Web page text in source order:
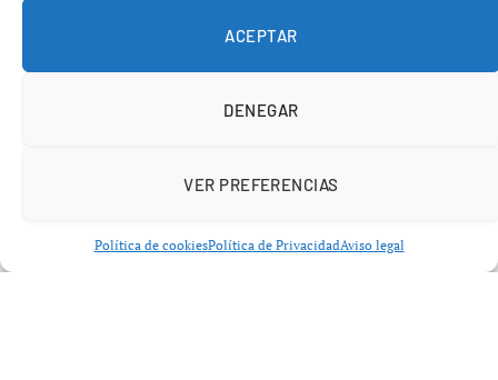
ACEPTAR
DENEGAR
VER PREFERENCIAS
Política de cookiesPolítica de PrivacidadAviso legal
ser convocado para los últimos partidos de Liga. A pesar
de barajar varias ofertas, el centrocampista colombiano